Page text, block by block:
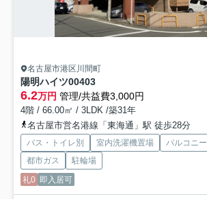
名古屋市港区川間町
陽明ハイツ00403
6.2万円 管理/共益費3,000円
4階 / 66.00㎡ / 3LDK /築31年
名古屋市営名港線「東海通」駅 徒歩28分
バス・トイレ別 室内洗濯機置場 バルコニー
都市ガス
駐輪場
礼0 即入居可